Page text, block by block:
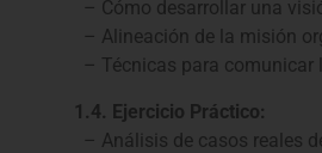
– Cómo desarrollar una
– Alineación de la misión
– Técnicas para comunicar
1.4. Ejercicio Práctico:
– Análisis de casos reales